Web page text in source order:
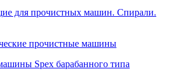
для прочистных машин. Спирали.
прочистные машины
Spex барабанного типа